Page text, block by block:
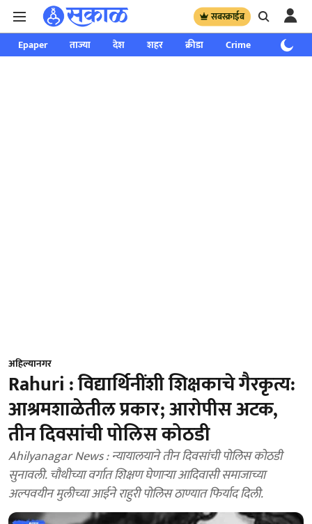
सबस्क्राईब
Epaper ताज्या देश शहर क्रीडा Crime साप्ताहिक
अहिल्यानगर
Rahuri : विद्यार्थिनींशी शिक्षकाचे गैरकृत्य:
आश्रमशाळेतील प्रकार; आरोपीस अटक,
तीन दिवसांची पोलिस कोठडी
Ahilyanagar News : न्यायालयाने तीन दिवसांची पोलिस कोठडी
सुनावली. चौथीच्या वर्गात शिक्षण घेणाऱ्या आदिवासी समाजाच्या
अल्पवयीन मुलीच्या आईने राहुरी पोलिस ठाण्यात फिर्याद दिली.